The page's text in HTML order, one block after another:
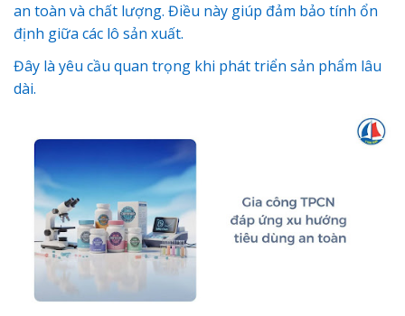
an toàn và chất lượng. Điều này giúp đảm bảo tính ổn
định giữa các lô sản xuất.
Đây là yêu cầu quan trọng khi phát triển sản phẩm lâu
dài.